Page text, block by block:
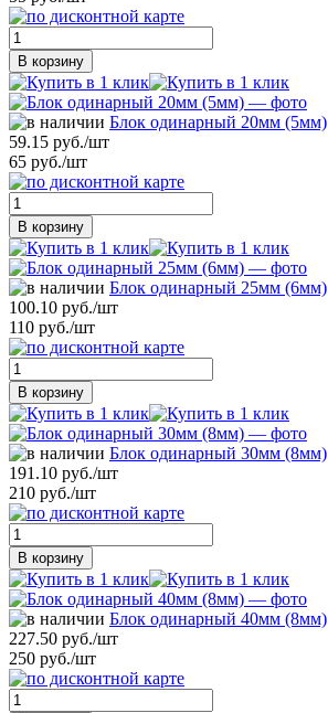
В корзину
Блок одинарный 20мм (5мм)
59.15 руб./шт
65 руб./шт
В корзину
Блок одинарный 25мм (6мм)
100.10 руб./шт
110 руб./шт
В корзину
Блок одинарный 30мм (8мм)
191.10 руб./шт
210 руб./шт
В корзину
Блок одинарный 40мм (8мм)
227.50 руб./шт
250 руб./шт